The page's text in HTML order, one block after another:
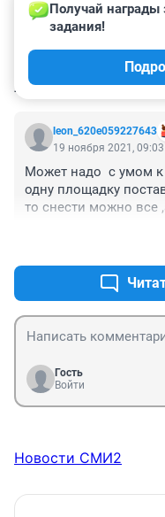
КОММЕНТАРИИ 1
leon_620e059227643
Получай награды
задания!
19 ноября 2021, 09:03
Может надо  с умом к
одну площадку
то снести можно все
Гость
Войти
Новости СМИ2